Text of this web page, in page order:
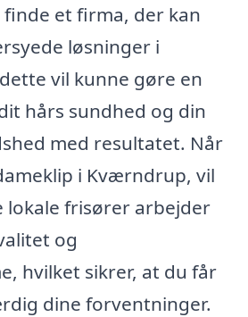
et firma, der kan
løsninger i
vil kunne gøre en
hårs sundhed og din
med resultatet. Når
i Kværndrup, vil
lokale frisører arbejder
og
hvilket sikrer, at du får
dine forventninger.